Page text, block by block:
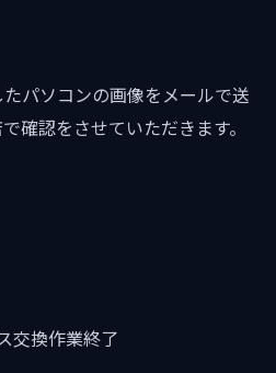
パソコンの画像をメールで送
確認をさせていただきます。
交換作業終了